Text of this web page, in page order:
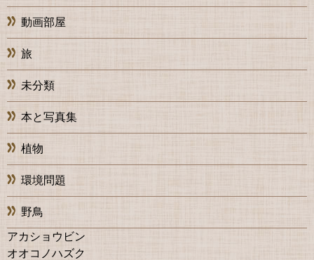
動画部屋
旅
未分類
本と写真集
植物
環境問題
野鳥
アカショウビン
オオコノハズク